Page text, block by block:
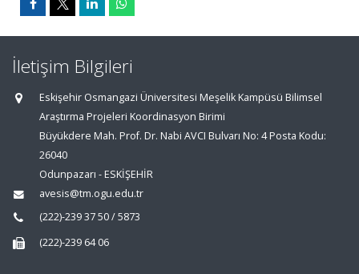
İletişim Bilgileri
Eskişehir Osmangazi Üniversitesi Meşelik Kampüsü Bilimsel
Araştırma Projeleri Koordinasyon Birimi
Büyükdere Mah. Prof. Dr. Nabi AVCI Bulvarı No: 4 Posta Kodu:
26040
Odunpazarı - ESKİŞEHİR
avesis@tm.ogu.edu.tr
(222)-239 37 50 / 5873
(222)-239 64 06